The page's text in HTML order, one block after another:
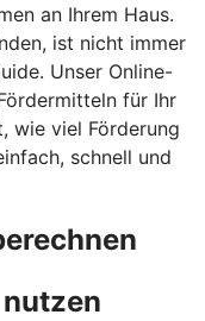
an Ihrem Haus.
ist nicht immer
Unser Online-
für Ihr
wie viel Förderung
schnell und